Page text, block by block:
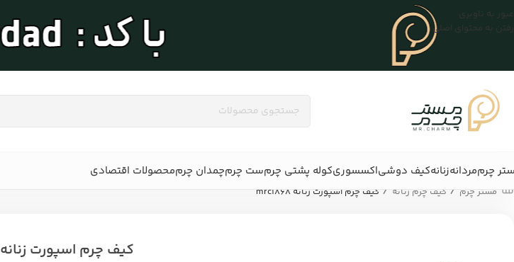
عبور به ناوبری
رفتن به محتوای اصلی
چرممردانهزنانهکیف دوشیاکسسوریکوله پشتی چرمست چرمچمدان چرممحصولات اقتصادی
مستر چرم / کیف چرم زنانه / کیف چرم اسپورت زنانه mrc1868
کیف چرم اسپورت زنانه mrc1868